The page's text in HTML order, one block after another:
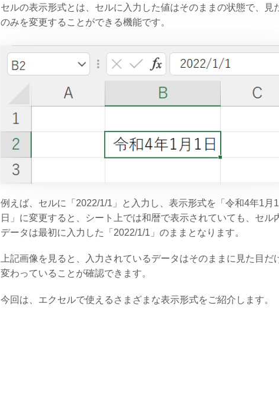
セルの表示形式とは、セルに入力した値はそのままの状態で、見
のみを変更することができる機能です。
例えば、セルに「2022/1/1」と入力し、表示形式を「令和4年1月1
日」に変更すると、シート上では和暦で表示されていても、セル
データは最初に入力した「2022/1/1」のままとなります。
上記画像を見ると、入力されているデータはそのままに見た目だ
変わっていることが確認できます。
今回は、エクセルで使えるさまざまな表示形式をご紹介します。